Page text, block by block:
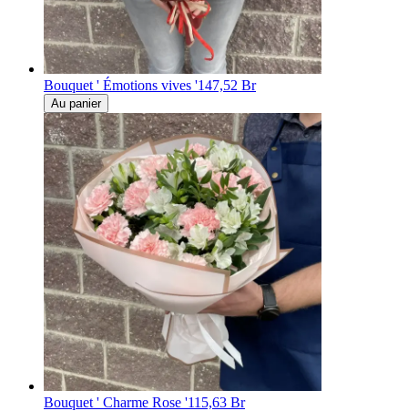
Bouquet ' Émotions vives '147,52 Br
Au panier
Bouquet ' Charme Rose '115,63 Br